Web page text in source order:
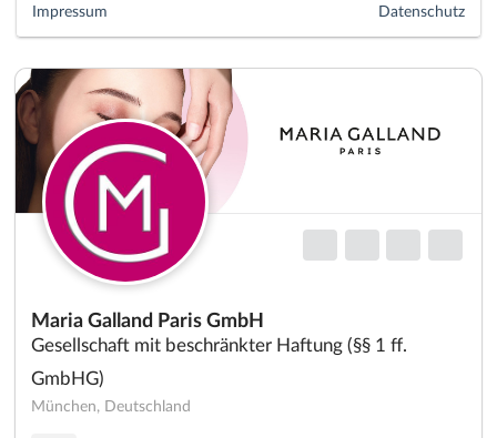
Maria Galland Paris GmbH
Gesellschaft mit beschränkter Haftung (§§ 1 ff.
GmbHG)
München, Deutschland
Datenschutz
Impressum